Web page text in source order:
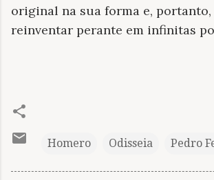
original na sua forma e, portanto,
reinventar perante em infinitas
Homero Odisseia Pedro